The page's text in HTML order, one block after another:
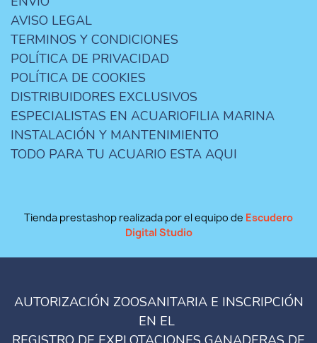
AVISO LEGAL
TERMINOS Y CONDICIONES
POLÍTICA DE PRIVACIDAD
POLÍTICA DE COOKIES
DISTRIBUIDORES EXCLUSIVOS
ESPECIALISTAS EN ACUARIOFILIA MARINA
INSTALACIÓN Y MANTENIMIENTO
TODO PARA TU ACUARIO ESTA AQUI
Tienda prestashop realizada por el equipo de Escudero
Digital Studio
AUTORIZACIÓN ZOOSANITARIA E INSCRIPCIÓN
EN EL